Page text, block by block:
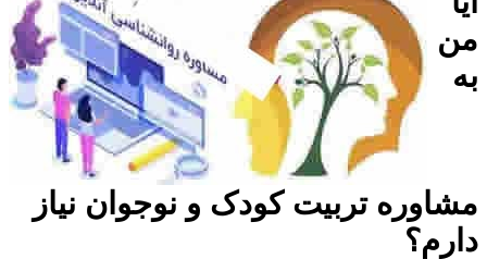
من
به
مشاوره تربیت کودک و نوجوان نیاز
دارم؟